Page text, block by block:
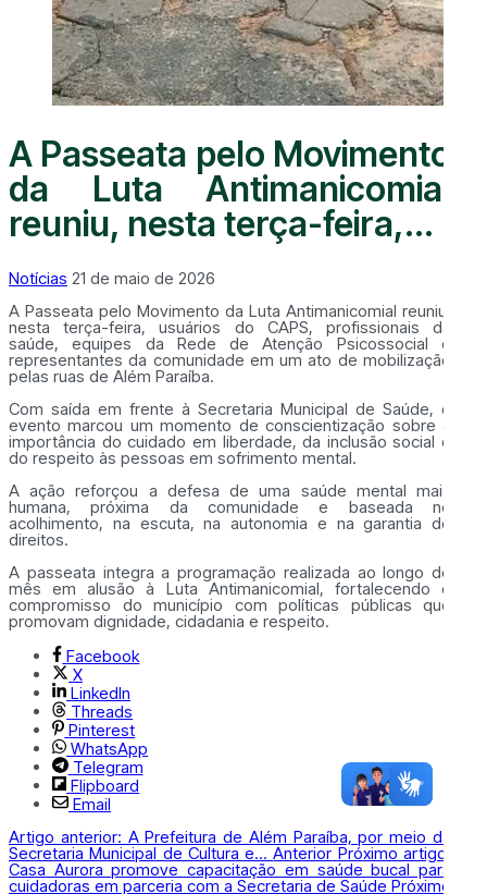
A Passeata pelo Movimento
da Luta Antimanicomial
reuniu, nesta terça-feira,...
Notícias 21 de maio de 2026
A Passeata pelo Movimento da Luta Antimanicomial reuniu,
nesta terça-feira, usuários do CAPS, profissionais da
saúde, equipes da Rede de Atenção Psicossocial e
representantes da comunidade em um ato de mobilização
pelas ruas de Além Paraíba.
Com saída em frente à Secretaria Municipal de Saúde, o
evento marcou um momento de conscientização sobre a
importância do cuidado em liberdade, da inclusão social e
do respeito às pessoas em sofrimento mental.
A ação reforçou a defesa de uma saúde mental mais
humana, próxima da comunidade e baseada no
acolhimento, na escuta, na autonomia e na garantia de
direitos.
A passeata integra a programação realizada ao longo do
mês em alusão à Luta Antimanicomial, fortalecendo o
compromisso do município com políticas públicas que
promovam dignidade, cidadania e respeito.
Facebook
X
LinkedIn
Threads
Pinterest
WhatsApp
Telegram
Flipboard
Email
Artigo anterior: A Prefeitura de Além Paraíba, por meio da
Secretaria Municipal de Cultura e...Anterior Próximo artigo:
Casa Aurora promove capacitação em saúde bucal para
cuidadoras em parceria com a Secretaria de Saúde Próximo